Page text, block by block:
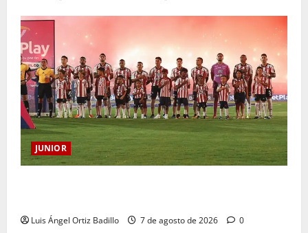
JUNIOR
Luis Ángel Ortiz Badillo 7 de agosto de 2026 0